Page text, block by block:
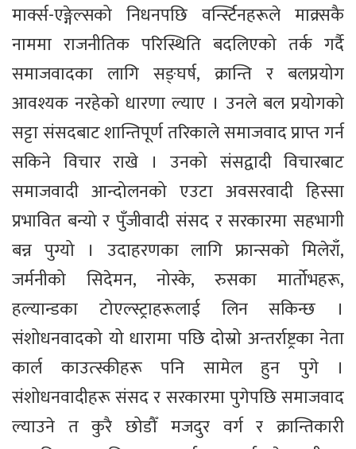
मार्क्स-एङ्गेल्सको निधनपछि वर्न्स्टिनहरूले माक्र्सकै
नाममा राजनीतिक परिस्थिति बदलिएको तर्क गर्दै
समाजवादका लागि सङ्घर्ष, क्रान्ति र बलप्रयोग
आवश्यक नरहेको धारणा ल्याए । उनले बल प्रयोगको
सट्टा संसदबाट शान्तिपूर्ण तरिकाले समाजवाद प्राप्त गर्न
सकिने विचार राखे । उनको संसद्वादी विचारबाट
समाजवादी आन्दोलनको एउटा अवसरवादी हिस्सा
प्रभावित बन्यो र पुँजीवादी संसद र सरकारमा सहभागी
बन्न पुग्यो । उदाहरणका लागि फ्रान्सको मिलेराँ,
जर्मनीको सिदेमन, नोस्के, रुसका मार्तोभहरू,
हल्यान्डका टोएल्स्ट्राहरूलाई लिन सकिन्छ ।
संशोधनवादको यो धारामा पछि दोस्रो अन्तर्राष्ट्रका नेता
कार्ल काउत्स्कीहरू पनि सामेल हुन पुगे ।
संशोधनवादीहरू संसद र सरकारमा पुगेपछि समाजवाद
ल्याउने त कुरै छोडौँ मजदुर वर्ग र क्रान्तिकारी